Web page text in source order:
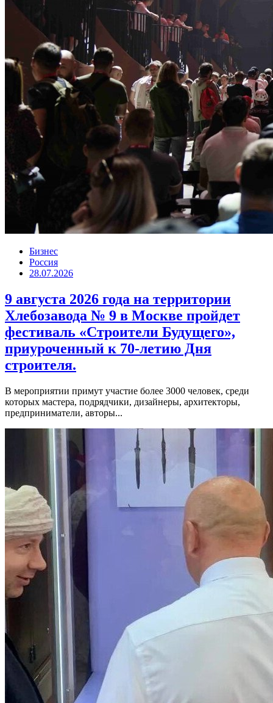
Бизнес
Россия
28.07.2026
9 августа 2026 года на территории
Хлебозавода № 9 в Москве пройдет
фестиваль «Строители Будущего»,
приуроченный к 70-летию Дня
строителя.
В мероприятии примут участие более 3000 человек, среди
которых мастера, подрядчики, дизайнеры, архитекторы,
предприниматели, авторы...